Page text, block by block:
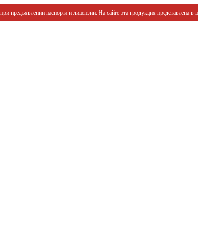
предъявлении паспорта и лицензии. На сайте эта продукция представлена в